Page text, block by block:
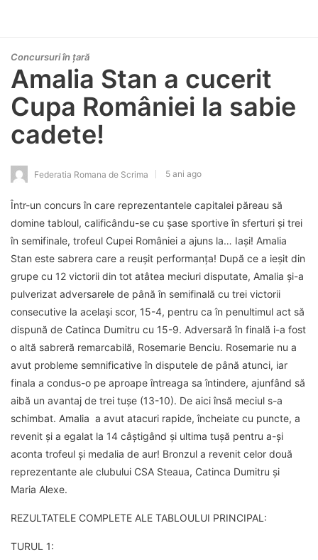
Concursuri în țară
Amalia Stan a cucerit
Cupa României la sabie
cadete!
Federatia Romana de Scrima 5 ani ago
Într-un concurs în care reprezentantele capitalei păreau să
domine tabloul, calificându-se cu șase sportive în sferturi și trei
în semifinale, trofeul Cupei României a ajuns la… Iași! Amalia
Stan este sabrera care a reușit performanța! După ce a ieșit din
grupe cu 12 victorii din tot atâtea meciuri disputate, Amalia și-a
pulverizat adversarele de până în semifinală cu trei victorii
consecutive la același scor, 15-4, pentru ca în penultimul act să
dispună de Catinca Dumitru cu 15-9. Adversară în finală i-a fost
o altă sabreră remarcabilă, Rosemarie Benciu. Rosemarie nu a
avut probleme semnificative în disputele de până atunci, iar
finala a condus-o pe aproape întreaga sa întindere, ajunfând să
aibă un avantaj de trei tușe (13-10). De aici însă meciul s-a
schimbat. Amalia a avut atacuri rapide, încheiate cu puncte, a
revenit și a egalat la 14 câștigând și ultima tușă pentru a-și
aconta trofeul și medalia de aur! Bronzul a revenit celor două
reprezentante ale clubului CSA Steaua, Catinca Dumitru și
Maria Alexe.
REZULTATELE COMPLETE ALE TABLOULUI PRINCIPAL:
TURUL 1: